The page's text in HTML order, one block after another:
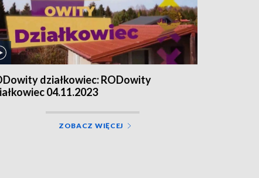
działkowiec: RODowity
04.11.2023
ZOBACZ WIĘCEJ